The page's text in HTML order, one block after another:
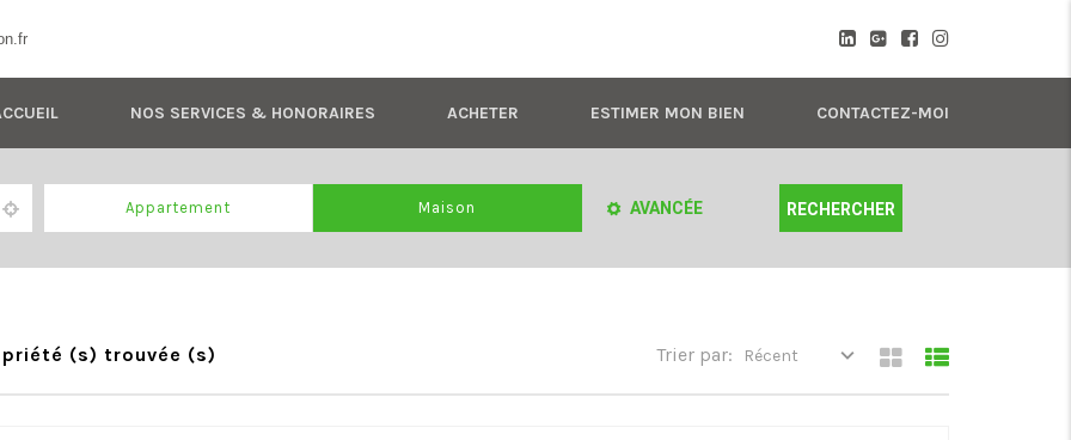
NOS SERVICES & HONORAIRES ACHETER ESTIMER MON BIEN CONTACTEZ-MOI
Appartement Maison AVANCÉE
(s) trouvée (s) Trier par: Récent